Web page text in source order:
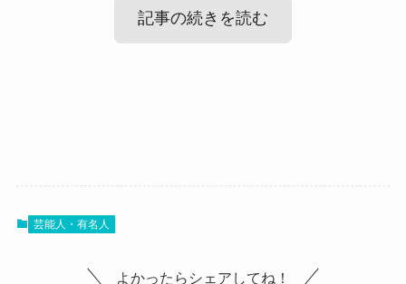
記事の続きを読む
れていませんでした。
う！芸能人・有名人
よかったらシェアしてね！